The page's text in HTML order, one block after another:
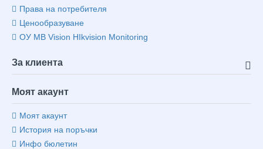
Права на потребителя
Ценообразуване
ОУ MB Vision HIkvision Monitoring
За клиента
Моят акаунт
Моят акаунт
История на поръчки
Инфо бюлетин